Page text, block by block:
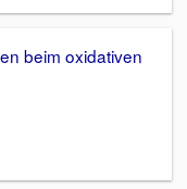
beim oxidativen